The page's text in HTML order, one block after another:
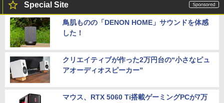
Special Site
鳥肌ものの「DENON HOME」サウンドを体感
した！
クリエイティブが作った2万円台の“小さなピュ
アオーディオスピーカー”
マウス、RTX 5060 Ti搭載ゲーミングPCが7万